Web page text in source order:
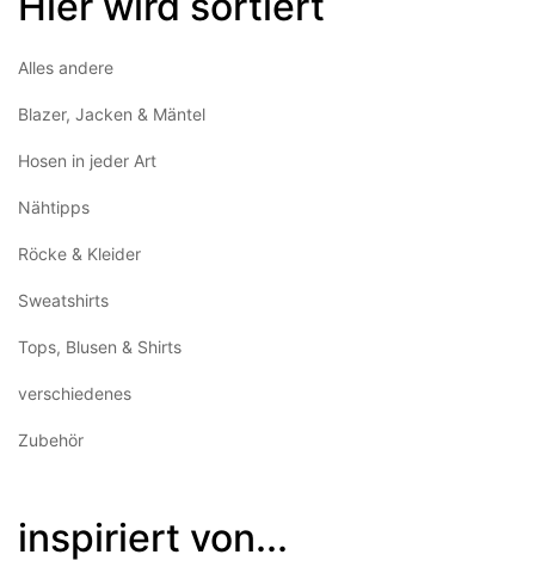
Alles andere
Blazer, Jacken & Mäntel
Hosen in jeder Art
Nähtipps
Röcke & Kleider
Sweatshirts
Tops, Blusen & Shirts
verschiedenes
Zubehör
inspiriert von...